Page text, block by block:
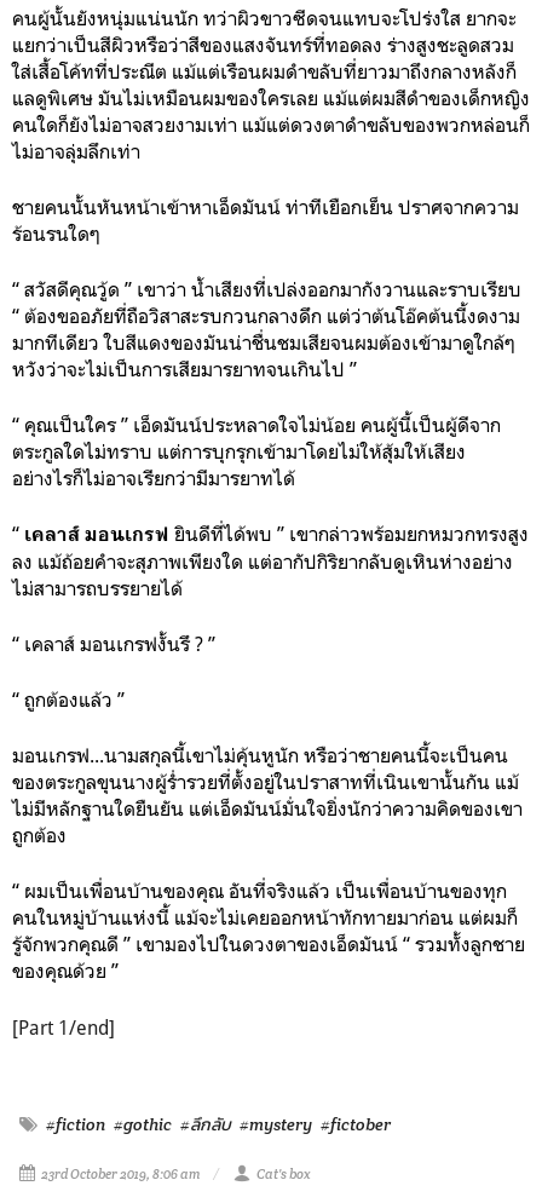
คนผู้นั้นยังหนุ่มแน่นนัก ทว่าผิวขาวซีดจนแทบจะโปร่งใส ยากจะ
แยกว่าเป็นสีผิวหรือว่าสีของแสงจันทร์ที่ทอดลง ร่างสูงชะลูดสวม
ใส่เสื้อโค้ทที่ประณีต แม้แต่เรือนผมดำขลับที่ยาวมาถึงกลางหลังก็
แลดูพิเศษ มันไม่เหมือนผมของใครเลย แม้แต่ผมสีดำของเด็กหญิง
คนใดก็ยังไม่อาจสวยงามเท่า แม้แต่ดวงตาดำขลับของพวกหล่อนก็
ไม่อาจลุ่มลึกเท่า
ชายคนนั้นหันหน้าเข้าหาเอ็ดมันน์ ท่าทีเยือกเย็น ปราศจากความ
ร้อนรนใดๆ
“ สวัสดีคุณวู้ด ” เขาว่า น้ำเสียงที่เปล่งออกมากังวานและราบเรียบ
“ ต้องขออภัยที่ถือวิสาสะรบกวนกลางดึก แต่ว่าต้นโอ๊คต้นนี้งดงาม
มากทีเดียว ใบสีแดงของมันน่าชื่นชมเสียจนผมต้องเข้ามาดูใกล้ๆ
หวังว่าจะไม่เป็นการเสียมารยาทจนเกินไป ”
“ คุณเป็นใคร ” เอ็ดมันน์ประหลาดใจไม่น้อย คนผู้นี้เป็นผู้ดีจาก
ตระกูลใดไม่ทราบ แต่การบุกรุกเข้ามาโดยไม่ให้สุ้มให้เสียง
อย่างไรก็ไม่อาจเรียกว่ามีมารยาทได้
“ เคลาส์ มอนเกรฟ ยินดีที่ได้พบ ” เขากล่าวพร้อมยกหมวกทรงสูง
ลง แม้ถ้อยคำจะสุภาพเพียงใด แต่อากัปกิริยากลับดูเหินห่างอย่าง
ไม่สามารถบรรยายได้
“ เคลาส์ มอนเกรฟงั้นรึ ? ”
“ ถูกต้องแล้ว ”
มอนเกรฟ...นามสกุลนี้เขาไม่คุ้นหูนัก หรือว่าชายคนนี้จะเป็นคน
ของตระกูลขุนนางผู้ร่ำรวยที่ตั้งอยู่ในปราสาทที่เนินเขานั้นกัน แม้
ไม่มีหลักฐานใดยืนยัน แต่เอ็ดมันน์มั่นใจยิ่งนักว่าความคิดของเขา
ถูกต้อง
“ ผมเป็นเพื่อนบ้านของคุณ อันที่จริงแล้ว เป็นเพื่อนบ้านของทุก
คนในหมู่บ้านแห่งนี้ แม้จะไม่เคยออกหน้าทักทายมาก่อน แต่ผมก็
รู้จักพวกคุณดี ” เขามองไปในดวงตาของเอ็ดมันน์ “ รวมทั้งลูกชาย
ของคุณด้วย ”
[Part 1/end]
#fiction #gothic #ลึกลับ #mystery #fictober
23rd October 2019, 8:06 am Cat's box